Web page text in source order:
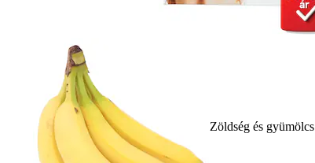
Zöldség és gyümölcs